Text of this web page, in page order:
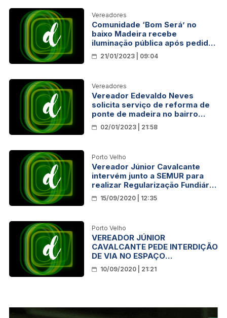
Vereadores
Comunidade ‘Bom Será’ no
baixo Madeira recebe
iluminação pública após pedido
do Vereador Valtinho Canuto
21/01/2023 | 09:04
Vereadores
Vereador Edevaldo Neves
solicita serviço de reforma de
ponte de madeira no bairro
Costa e Silva
02/01/2023 | 21:58
Porto Velho
Vereador Júnior Cavalcante
intervém junto a SEMUR para
realizar Regularização Fundiária
do Assentamento Canaã
15/09/2020 | 12:35
Porto Velho
VEREADOR JÚNIOR
CAVALCANTE PEDE INTERDIÇÃO
DE VIA NO ESPAÇO
ALTERNATIVO
10/09/2020 | 21:21